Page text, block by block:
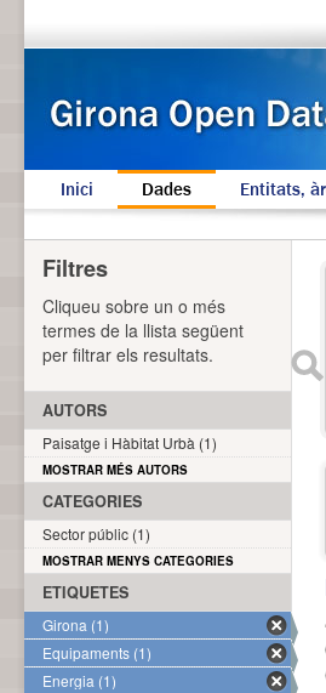
Inici Dades Entitats,
Filtres
Cliqueu sobre un o més
termes de la llista següent
per filtrar els resultats.
AUTORS
Paisatge i Hàbitat Urbà (1)
MOSTRAR MÉS AUTORS
CATEGORIES
Sector públic (1)
MOSTRAR MENYS CATEGORIES
ETIQUETES
Girona (1)
Equipaments (1)
Energia (1)